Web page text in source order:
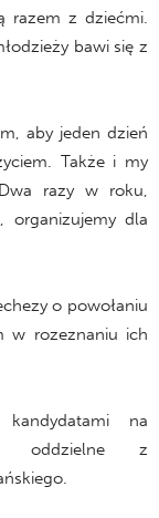
razem z dziećmi.
bawi się z
aby jeden dzień
Także i my
razy w roku,
organizujemy dla
o powołaniu
w rozeznaniu ich
na
i oddzielne z